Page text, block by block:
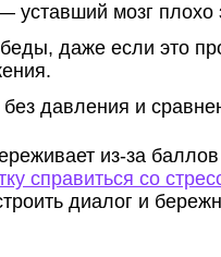
уставший мозг плохо
даже если это
давления и
из-за
справиться со
диалог и